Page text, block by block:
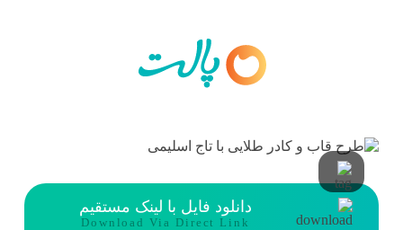
دانلود فایل با لینک مستقیم
Download Via Direct Link